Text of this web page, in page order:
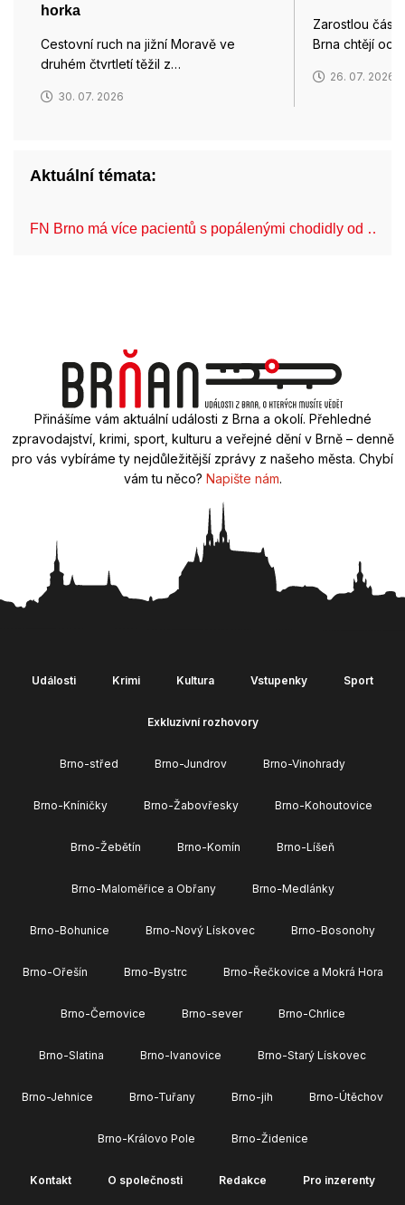
horka
Cestovní ruch na jižní Moravě ve
druhém čtvrtletí těžil z…
30. 07. 2026
Zarostlou část
Brna chtějí
26. 07. 2026
Aktuální témata:
FN Brno má více pacientů s popálenými chodidly od …
Přinášíme vám aktuální události z Brna a okolí. Přehledné
zpravodajství, krimi, sport, kulturu a veřejné dění v Brně – denně
pro vás vybíráme ty nejdůležitější zprávy z našeho města. Chybí
vám tu něco? Napište nám.
Události Krimi Kultura Vstupenky Sport
Exkluzivní rozhovory
Brno-střed Brno-Jundrov Brno-Vinohrady
Brno-Kníničky Brno-Žabovřesky Brno-Kohoutovice
Brno-Žebětín Brno-Komín Brno-Líšeň
Brno-Maloměřice a Obřany Brno-Medlánky
Brno-Bohunice Brno-Nový Lískovec Brno-Bosonohy
Brno-Ořešín Brno-Bystrc Brno-Řečkovice a Mokrá Hora
Brno-Černovice Brno-sever Brno-Chrlice
Brno-Slatina Brno-Ivanovice Brno-Starý Lískovec
Brno-Jehnice Brno-Tuřany Brno-jih Brno-Útěchov
Brno-Královo Pole Brno-Židenice
Kontakt O společnosti Redakce Pro inzerenty